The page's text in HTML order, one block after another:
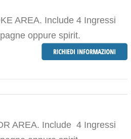
AREA. Include 4 Ingressi
oppure spirit.
AREA. Include 4 Ingressi